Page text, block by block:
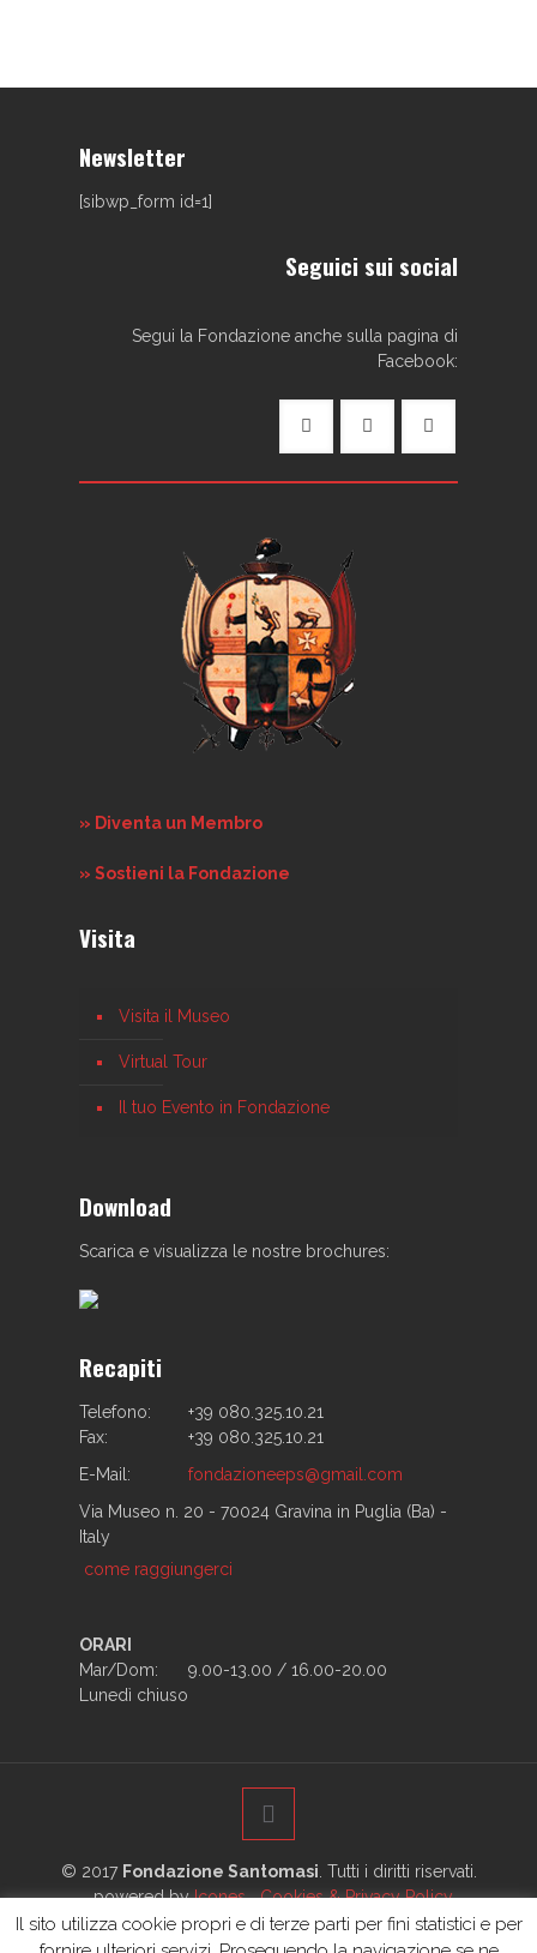
Newsletter
[sibwp_form id=1]
Seguici sui social
Segui la Fondazione anche sulla pagina di
Facebook:
» Diventa un Membro
» Sostieni la Fondazione
Visita
Visita il Museo
Virtual Tour
Il tuo Evento in Fondazione
Download
Scarica e visualizza le nostre brochures:
Recapiti
Telefono:
+39 080.325.10.21
Fax:
+39 080.325.10.21
E-Mail:
fondazioneeps@gmail.com
Via Museo n. 20 - 70024 Gravina in Puglia (Ba) -
Italy
come raggiungerci
ORARI
Mar/Dom:
9.00-13.00 / 16.00-20.00
Lunedì chiuso
© 2017 Fondazione Santomasi . Tutti i diritti riservati.
powered byIcones
Cookies & Privacy Policy
Home
La Fondazione
La Biblioteca
Il sito utilizza cookie propri e di terze parti per fini statistici e per